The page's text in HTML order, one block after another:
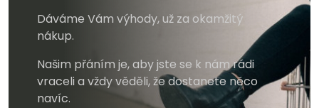
Dáváme Vám výhody, už za okamžitý
nákup.
Našim přáním je, aby jste se k nám rádi
vraceli a vždy věděli, že dostanete něco
navíc.